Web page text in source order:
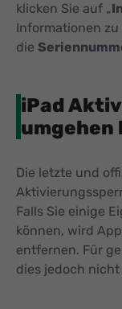
klicken Sie auf „
Informationen
die
iPad
umgehen
Die letzte und
Falls Sie einige
können, wird
entfernen. Für
dies jedoch